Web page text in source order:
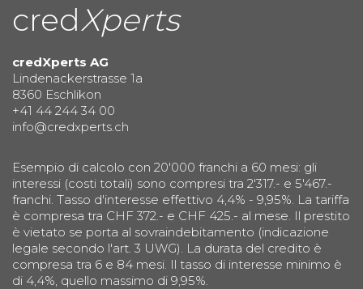
credXperts
credXperts AG
Lindenackerstrasse 1a
8360 Eschlikon
+41 44 244 34 00
info@credxperts.ch
Esempio di calcolo con 20'000 franchi a 60 mesi: gli
interessi (costi totali) sono compresi tra 2'317.- e 5'467.-
franchi. Tasso d'interesse effettivo 4,4% - 9,95%. La tariffa
è compresa tra CHF 372.- e CHF 425.- al mese. Il prestito
è vietato se porta al sovraindebitamento (indicazione
legale secondo l'art. 3 UWG). La durata del credito è
compresa tra 6 e 84 mesi. Il tasso di interesse minimo è
di 4,4%, quello massimo di 9,95%.